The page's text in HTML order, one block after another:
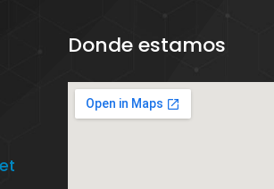
Donde estamos